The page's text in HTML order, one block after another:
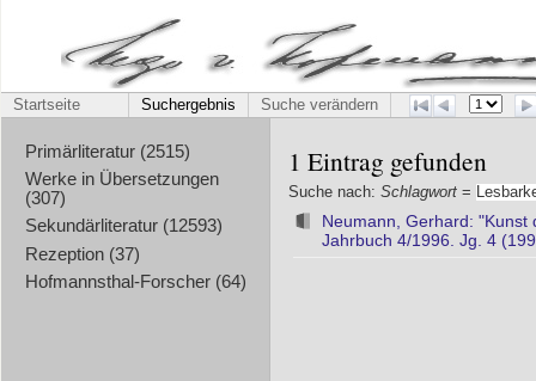
Startseite Suchergebnis Suche verändern
Primärliteratur (2515)
Werke in Übersetzungen
(307)
Sekundärliteratur (12593)
Rezeption (37)
Hofmannsthal-Forscher (64)
1 Eintrag gefunden
Suche nach: Schlagwort =
Neumann, Gerhard: "Kunst
Jahrbuch 4/1996. Jg. 4